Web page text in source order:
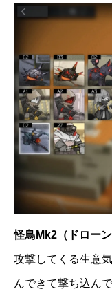
怪鳥Mk2（ドロー
攻撃してくる生意
んできて撃ち込んで